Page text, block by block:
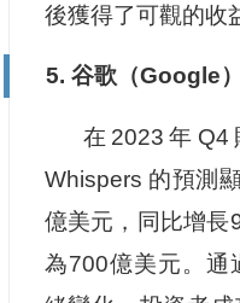
後獲得了可觀的收
5. 谷歌（Google
在2023年Q4
Whispers 的預測
億美元，同比增長
為700億美元。通